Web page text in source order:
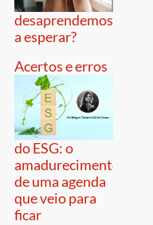
desaprendemos
a esperar?
Acertos e erros
do ESG: o
amadurecimento
de uma agenda
que veio para
ficar